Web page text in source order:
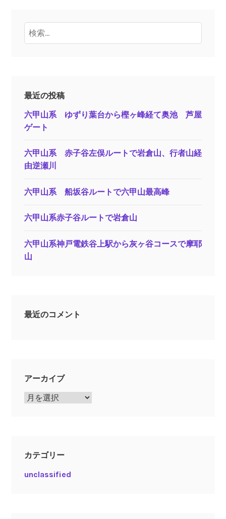
検
索:
最近の投稿
六甲山系 ゆずり葉台から樫ヶ峰経て奥池 芦屋
ゲート
六甲山系 赤子谷左俣ルートで岩倉山、行者山経
由逆瀬川
六甲山系 船坂谷ルートで六甲山最高峰
六甲山系赤子谷ルートで岩倉山
六甲山系神戸電鉄谷上駅から灰ヶ谷コースで摩耶
山
最近のコメント
アーカイブ
ア
カテゴリー
unclassified